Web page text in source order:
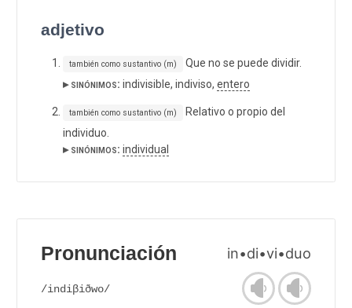
adjetivo
también como sustantivo (m)
Que no se puede dividir.
▸ sinónimos: indivisible, indiviso, entero
también como sustantivo (m)
Relativo o propio del
individuo.
▸ sinónimos: individual
Pronunciación in•di•vi•duo
/indiβiðwo/